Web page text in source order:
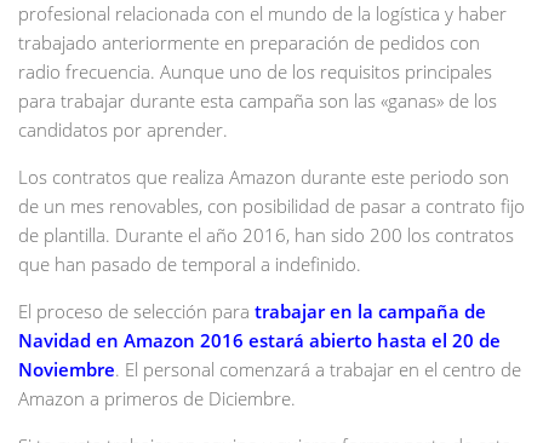
profesional relacionada con el mundo de la logística y haber
trabajado anteriormente en preparación de pedidos con
radio frecuencia. Aunque uno de los requisitos principales
para trabajar durante esta campaña son las «ganas» de los
candidatos por aprender.
Los contratos que realiza Amazon durante este periodo son
de un mes renovables, con posibilidad de pasar a contrato fijo
de plantilla. Durante el año 2016, han sido 200 los contratos
que han pasado de temporal a indefinido.
El proceso de selección para trabajar en la campaña de
Navidad en Amazon 2016 estará abierto hasta el 20 de
Noviembre. El personal comenzará a trabajar en el centro de
Amazon a primeros de Diciembre.